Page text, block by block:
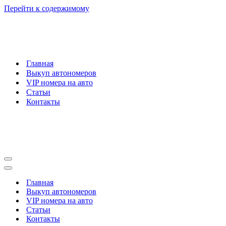
Перейти к содержимому
Главная
Выкуп автономеров
VIP номера на авто
Статьи
Контакты
Меню
навигации
Меню
навигацииГлавная
Выкуп автономеров
VIP номера на авто
Статьи
Контакты